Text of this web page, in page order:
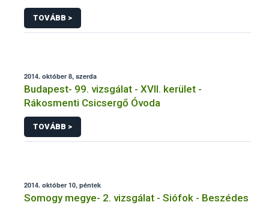
TOVÁBB >
2014. október 8, szerda
Budapest- 99. vizsgálat - XVII. kerület -
Rákosmenti Csicsergő Óvoda
TOVÁBB >
2014. október 10, péntek
Somogy megye- 2. vizsgálat - Siófok - Beszédes